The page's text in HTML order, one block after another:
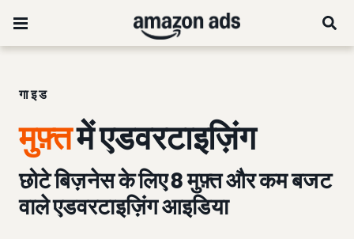
गाइड
मुफ़्तमें एडवरटाइज़िंग
छोटे बिज़नेस के लिए 8 मुफ़्त और कम बजट
वाले एडवरटाइज़िंग आइडिया